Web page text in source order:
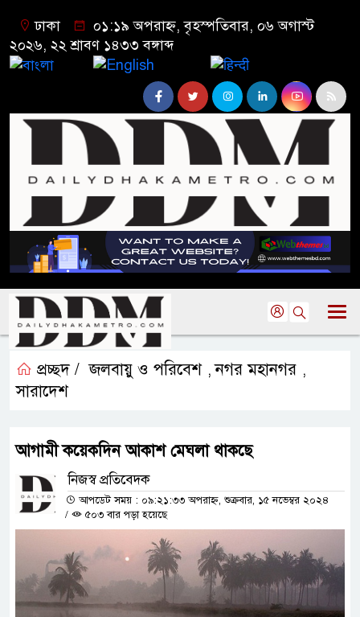
ঢাকা
০১:১৯ অপরাহ্ন, বৃহস্পতিবার, ০৬ অগাস্ট
২০২৬, ২২ শ্রাবণ ১৪৩৩ বঙ্গাব্দ
প্রচ্ছদ / জলবায়ু ও পরিবেশ ,নগর মহানগর ,
সারাদেশ
আগামী কয়েকদিন আকাশ মেঘলা থাকছে
নিজস্ব প্রতিবেদক
আপডেট সময় : ০৯:২১:৩৩ অপরাহ্ন, শুক্রবার, ১৫ নভেম্বর ২০২৪
/
৫০৩ বার পড়া হয়েছে